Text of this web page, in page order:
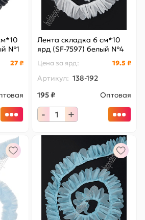
№1
27 ₽
Лента складка 6 см*10
ярд (SF-7597) белый №4
Цена за ярд: 19.5 ₽
Артикул: 138-192
195 ₽
Оптовая
- +